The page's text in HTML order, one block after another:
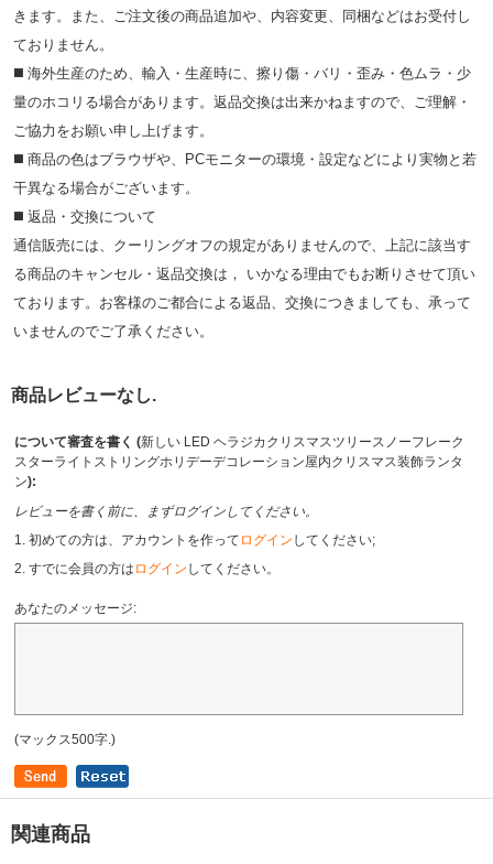
きます。また、ご注文後の商品追加や、内容変更、同梱などはお受付し
ておりません。
◼️ 海外⽣産のため、輸⼊・⽣産時に、擦り傷・バリ・歪み・色ムラ・少
量のホコリる場合があります。返品交換は出来かねますので、ご理解・
ご協⼒をお願い申し上げます。
◼️ 商品の⾊はブラウザや、PCモニターの環境・設定などにより実物と若
⼲異なる場合がございます。
◼️ 返品・交換について
通信販売には、クーリングオフの規定がありませんので、上記に該当す
る商品のキャンセル・返品交換は， いかなる理由でもお断りさせて頂い
ております。お客様のご都合による返品、交換につきましても、承って
いませんのでご了承ください。
商品レビューなし.
について審査を書く (新しい LED ヘラジカクリスマスツリースノーフレーク
スターライトストリングホリデーデコレーション屋内クリスマス装飾ランタ
ン):
レビューを書く前に、まずログインしてください。
1. 初めての方は、アカウントを作って ログイン してください;
2. すでに会員の方は ログイン してください。
あなたのメッセージ:
(マックス500字.)
関連商品